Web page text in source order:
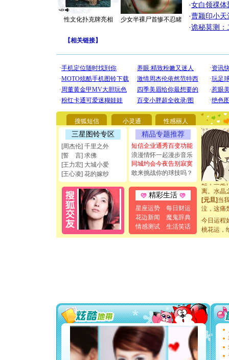
性文化扑克牌亮相 少女半裸尸首惨不忍睹
·女白领祼体
·曹颖印小天
·诡秘莫测：
【相关链接】
搜狐短信 小灵通 性感丽人
三星图铃专区
[周杰伦] 千里之外
[誓 言] 求佛
[王力宏] 大城小爱
[王心凌] 花的嫁纱
精品专题推荐
短信企业通秀百变功能
浪漫情怀一起漫步音乐
同城约会今夜告别寂寞
敢来挑战你的球技吗？
精彩生活
星座运势
每日财运
花边新闻
魔鬼辞典
情感测试
生活笑话
[圣诞节]
你太多
要平安
[圣诞节]
都要快乐
[圣诞节]
如意,快
[元旦]看
断电。
你是我专
[元旦]如
起；二是
离。水晶
[元旦]当
泣，这痛
卖了。水
[春节]风
颜！冬去
道一声平
能正大光
都要快乐
[圣诞节]
如意,快
[元旦]
看
断电。
今日运程
桃花运，